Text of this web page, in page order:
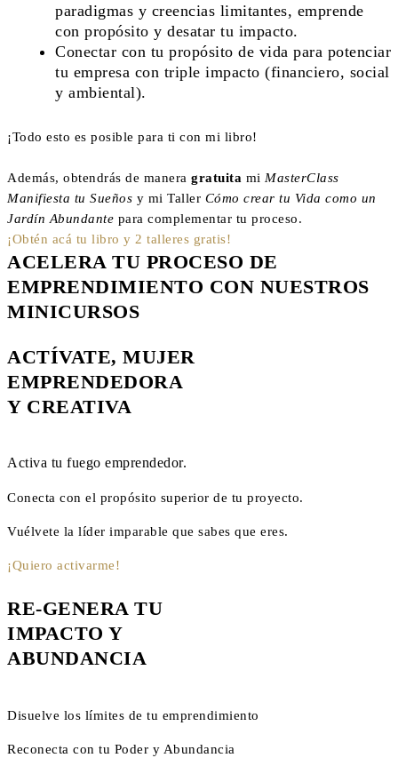
paradigmas y creencias limitantes, emprende
con propósito y desatar tu impacto.
Conectar con tu propósito de vida para potenciar
tu empresa con triple impacto (financiero, social
y ambiental).
¡Todo esto es posible para ti con mi libro!
Además, obtendrás de manera gratuita mi MasterClass
Manifiesta tu Sueños y mi Taller Cómo crear tu Vida como un
Jardín Abundante para complementar tu proceso.
¡Obtén acá tu libro y 2 talleres gratis!
ACELERA TU PROCESO DE
EMPRENDIMIENTO CON NUESTROS
MINICURSOS
ACTÍVATE, MUJER
EMPRENDEDORA
Y CREATIVA
Activa tu fuego emprendedor.
Conecta con el propósito superior de tu proyecto.
Vuélvete la líder imparable que sabes que eres.
¡Quiero activarme!
RE-GENERA TU
IMPACTO Y
ABUNDANCIA
Disuelve los límites de tu emprendimiento
Reconecta con tu Poder y Abundancia